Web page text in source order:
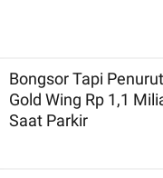
Bongsor Tapi
Gold Wing Rp 1,1
Saat Parkir